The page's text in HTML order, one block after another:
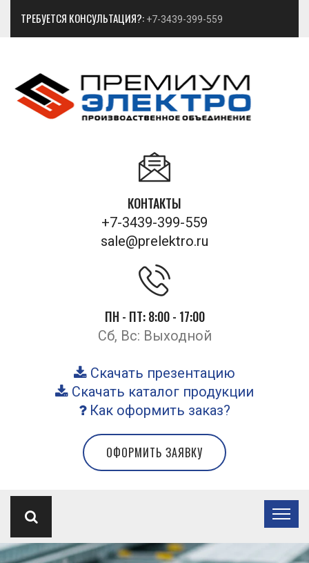
ТРЕБУЕТСЯ КОНСУЛЬТАЦИЯ?: +7-3439-399-559
КОНТАКТЫ
+7-3439-399-559
sale@prelektro.ru
ПН - ПТ: 8:00 - 17:00
Сб, Вс: Выходной
Скачать презентацию
Скачать каталог продукции
Как оформить заказ?
ОФОРМИТЬ ЗАЯВКУ